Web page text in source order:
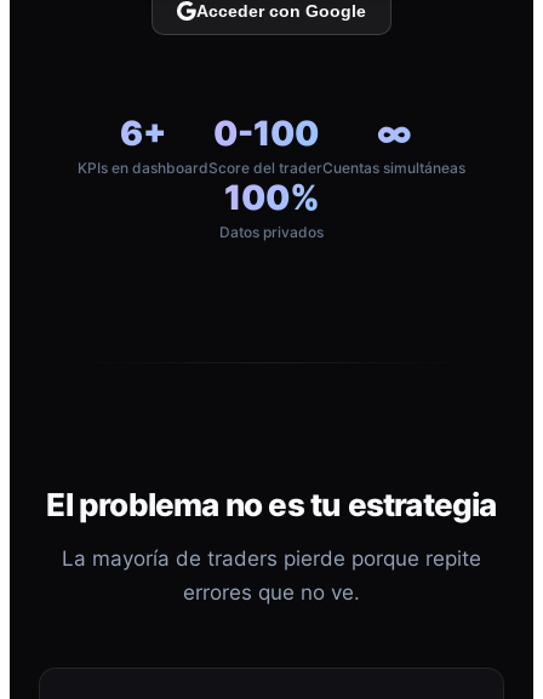
Acceder con Google
6+
KPIs en dashboard
0-100
Score del trader
∞
Cuentas simultáneas
100%
Datos privados
El problema no es tu estrategia
La mayoría de traders pierde porque repite
errores que no ve.